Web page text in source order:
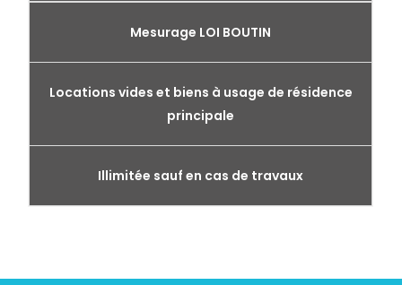
Mesurage LOI BOUTIN
Locations vides et biens à usage de résidence
principale
Illimitée sauf en cas de travaux